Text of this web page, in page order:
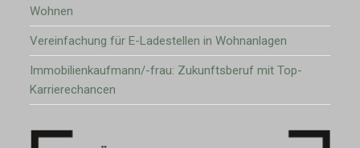
Wohnen
Vereinfachung für E-Ladestellen in Wohnanlagen
Immobilienkaufmann/-frau: Zukunftsberuf mit Top-
Karrierechancen